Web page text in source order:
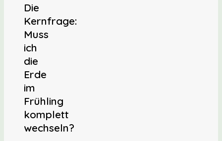
Die
Kernfrage:
Muss
ich
die
Erde
im
Frühling
komplett
wechseln?